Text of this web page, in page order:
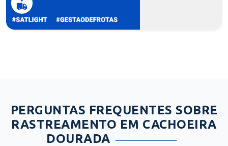
PERGUNTAS FREQUENTES SOBRE
RASTREAMENTO EM CACHOEIRA
DOURADA